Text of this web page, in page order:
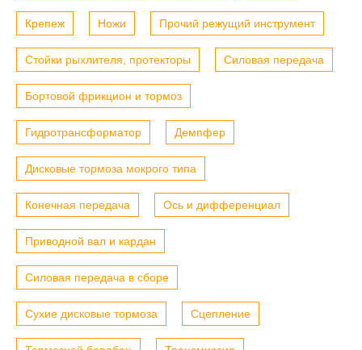
Крепеж Ножи Прочий режущий инструмент
Стойки рыхлителя, протекторы Силовая передача
Бортовой фрикцион и тормоз
Гидротрансформатор Демпфер
Дисковые тормоза мокрого типа
Конечная передача Ось и дифференциал
Приводной вал и кардан
Силовая передача в сборе
Сухие дисковые тормоза Сцепление